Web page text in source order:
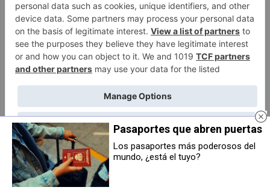
Joyas Joyel: cinco claves para
vender oro con seguridad y
obtener el mejor precio
El recubrimiento cerámico
Pasaportes que abren puertas
Los pasaportes más poderosos del
mundo, ¿está el tuyo?